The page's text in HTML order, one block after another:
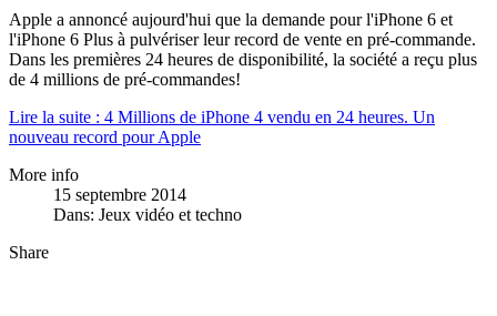
Apple a annoncé aujourd'hui que la demande pour l'iPhone 6 et
l'iPhone 6 Plus à pulvériser leur record de vente en pré-commande.
Dans les premières 24 heures de disponibilité, la société a reçu plus
de 4 millions de pré-commandes!
Lire la suite : 4 Millions de iPhone 4 vendu en 24 heures. Un
nouveau record pour Apple
More info
15 septembre 2014
Dans: Jeux vidéo et techno
Share